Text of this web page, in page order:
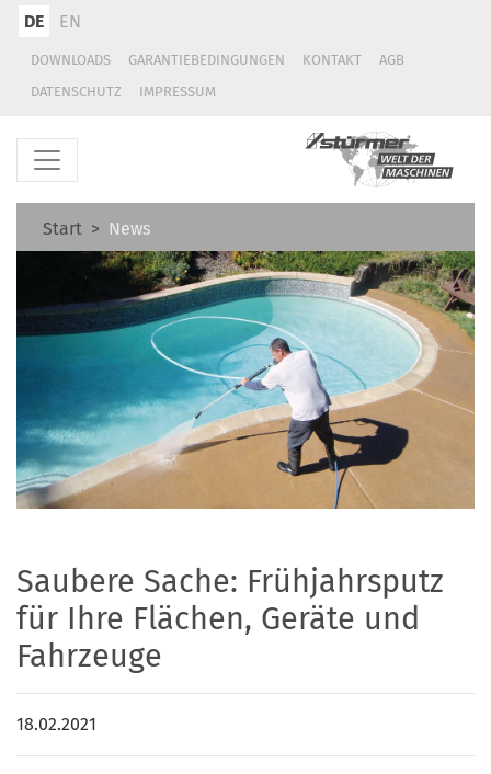
DE EN
DOWNLOADS GARANTIEBEDINGUNGEN KONTAKT
AGB
DATENSCHUTZ
IMPRESSUM
Start News
Saubere Sache: Frühjahrsputz
für Ihre Flächen, Geräte und
Fahrzeuge
18.02.2021